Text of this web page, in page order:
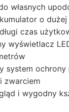
własnych
o
czas
wyświetlacz
system ochrony
zwarciem
i wygodny